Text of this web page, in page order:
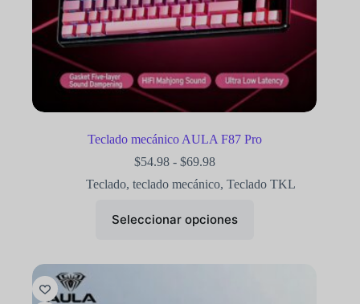
Teclado mecánico AULA F87 Pro
$54.98 - $69.98
Teclado, teclado mecánico, Teclado TKL
Seleccionar opciones